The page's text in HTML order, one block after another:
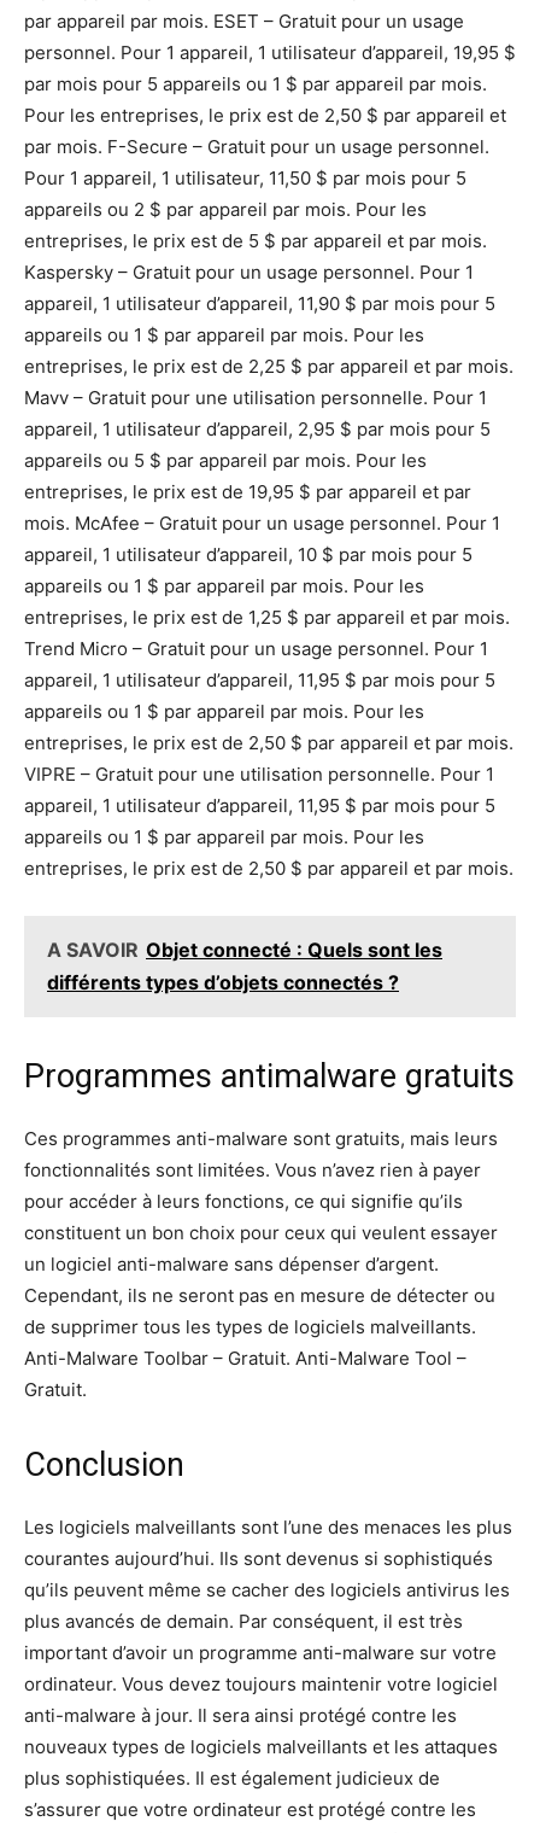
par appareil par mois. ESET – Gratuit pour un usage
personnel. Pour 1 appareil, 1 utilisateur d’appareil, 19,95 $
par mois pour 5 appareils ou 1 $ par appareil par mois.
Pour les entreprises, le prix est de 2,50 $ par appareil et
par mois. F-Secure – Gratuit pour un usage personnel.
Pour 1 appareil, 1 utilisateur, 11,50 $ par mois pour 5
appareils ou 2 $ par appareil par mois. Pour les
entreprises, le prix est de 5 $ par appareil et par mois.
Kaspersky – Gratuit pour un usage personnel. Pour 1
appareil, 1 utilisateur d’appareil, 11,90 $ par mois pour 5
appareils ou 1 $ par appareil par mois. Pour les
entreprises, le prix est de 2,25 $ par appareil et par mois.
Mavv – Gratuit pour une utilisation personnelle. Pour 1
appareil, 1 utilisateur d’appareil, 2,95 $ par mois pour 5
appareils ou 5 $ par appareil par mois. Pour les
entreprises, le prix est de 19,95 $ par appareil et par
mois. McAfee – Gratuit pour un usage personnel. Pour 1
appareil, 1 utilisateur d’appareil, 10 $ par mois pour 5
appareils ou 1 $ par appareil par mois. Pour les
entreprises, le prix est de 1,25 $ par appareil et par mois.
Trend Micro – Gratuit pour un usage personnel. Pour 1
appareil, 1 utilisateur d’appareil, 11,95 $ par mois pour 5
appareils ou 1 $ par appareil par mois. Pour les
entreprises, le prix est de 2,50 $ par appareil et par mois.
VIPRE – Gratuit pour une utilisation personnelle. Pour 1
appareil, 1 utilisateur d’appareil, 11,95 $ par mois pour 5
appareils ou 1 $ par appareil par mois. Pour les
entreprises, le prix est de 2,50 $ par appareil et par mois.
A SAVOIR Objet connecté : Quels sont les
différents types d’objets connectés ?
Programmes antimalware gratuits
Ces programmes anti-malware sont gratuits, mais leurs
fonctionnalités sont limitées. Vous n’avez rien à payer
pour accéder à leurs fonctions, ce qui signifie qu’ils
constituent un bon choix pour ceux qui veulent essayer
un logiciel anti-malware sans dépenser d’argent.
Cependant, ils ne seront pas en mesure de détecter ou
de supprimer tous les types de logiciels malveillants.
Anti-Malware Toolbar – Gratuit. Anti-Malware Tool –
Gratuit.
Conclusion
Les logiciels malveillants sont l’une des menaces les plus
courantes aujourd’hui. Ils sont devenus si sophistiqués
qu’ils peuvent même se cacher des logiciels antivirus les
plus avancés de demain. Par conséquent, il est très
important d’avoir un programme anti-malware sur votre
ordinateur. Vous devez toujours maintenir votre logiciel
anti-malware à jour. Il sera ainsi protégé contre les
nouveaux types de logiciels malveillants et les attaques
plus sophistiquées. Il est également judicieux de
s’assurer que votre ordinateur est protégé contre les